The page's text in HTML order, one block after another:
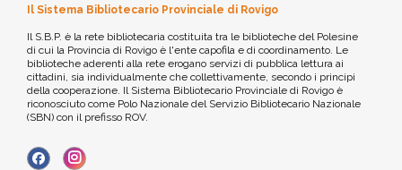
Il Sistema Bibliotecario Provinciale di Rovigo
Il S.B.P. è la rete bibliotecaria costituita tra le biblioteche del Polesine
di cui la Provincia di Rovigo è l'ente capofila e di coordinamento. Le
biblioteche aderenti alla rete erogano servizi di pubblica lettura ai
cittadini, sia individualmente che collettivamente, secondo i principi
della cooperazione. Il Sistema Bibliotecario Provinciale di Rovigo è
riconosciuto come Polo Nazionale del Servizio Bibliotecario Nazionale
(SBN) con il prefisso ROV.